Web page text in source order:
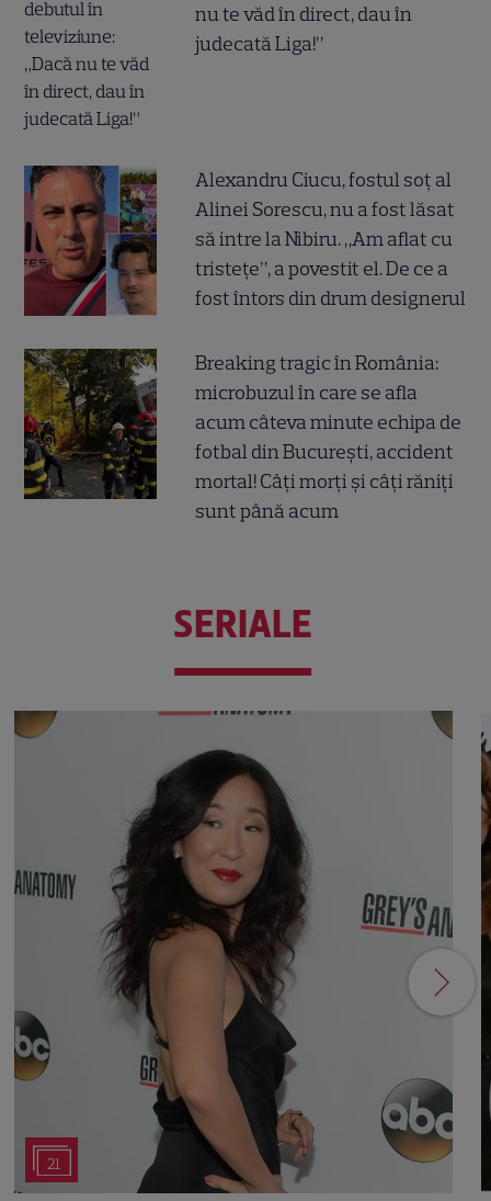
nu te văd în direct, dau în
judecată Liga!”
Alexandru Ciucu, fostul soț al
Alinei Sorescu, nu a fost lăsat
să intre la Nibiru. „Am aflat cu
tristețe”, a povestit el. De ce a
fost întors din drum designerul
Breaking tragic în România:
microbuzul în care se afla
acum câteva minute echipa de
fotbal din București, accident
mortal! Câți morți și câți răniți
sunt până acum
SERIALE
21